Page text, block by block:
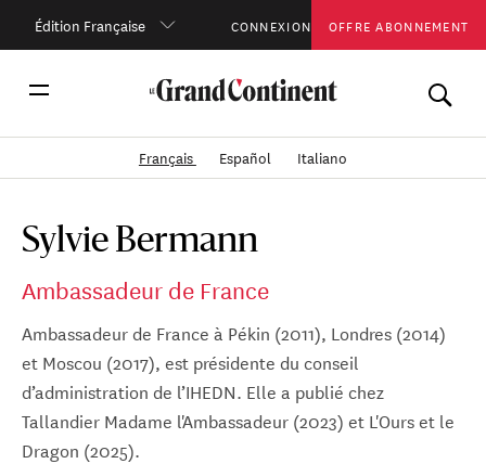
Édition Française CONNEXION OFFRE ABONNEMENT
Français Español Italiano
Sylvie Bermann
Ambassadeur de France
Ambassadeur de France à Pékin (2011), Londres (2014)
et Moscou (2017), est présidente du conseil
d’administration de l’IHEDN. Elle a publié chez
Tallandier Madame l'Ambassadeur (2023) et L'Ours et le
Dragon (2025).